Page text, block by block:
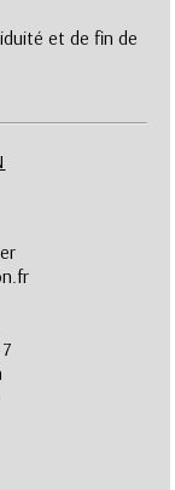
et de fin de